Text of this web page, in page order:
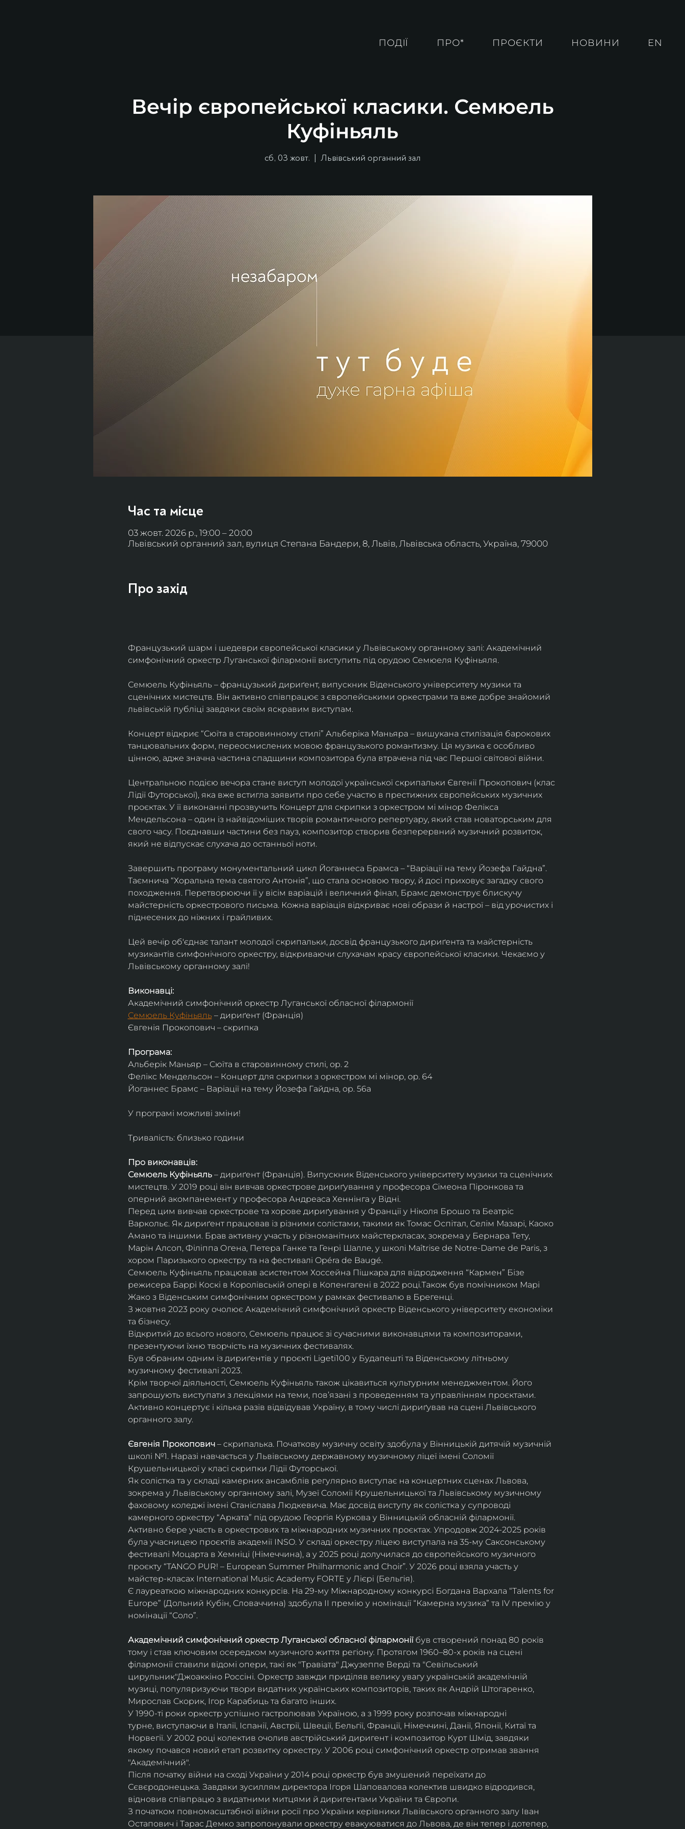
ПОДІЇ ПРО* ПРОЄКТИ НОВИНИ EN
Вечір європейської класики. Семюель
Куфіньяль
сб, 03 жовт.
  |
Львівський органний зал
Час та місце
03 жовт. 2026 р., 19:00 – 20:00
Львівський органний зал, вулиця Степана Бандери, 8, Львів, Львівська область, Україна, 79000
Про захід
Французький шарм і шедеври європейської класики у Львівському органному залі: Академічний
симфонічний оркестр Луганської філармонії виступить під орудою Семюеля Куфіньяля.
Семюель Куфіньяль – французький дириґент, випускник Віденського університету музики та
сценічних мистецтв. Він активно співпрацює з європейськими оркестрами та вже добре знайомий
львівській публіці завдяки своїм яскравим виступам.
Концерт відкриє “Сюїта в старовинному стилі” Альберіка Маньяра – вишукана стилізація барокових
танцювальних форм, переосмислених мовою французького романтизму. Ця музика є особливо
цінною, адже значна частина спадщини композитора була втрачена під час Першої світової війни.
Центральною подією вечора стане виступ молодої української скрипальки Євгенії Прокопович (клас
Лідії Футорської), яка вже встигла заявити про себе участю в престижних європейських музичних
проєктах. У її виконанні прозвучить Концерт для скрипки з оркестром мі мінор Фелікса
Мендельсона – один із найвідоміших творів романтичного репертуару, який став новаторським для
свого часу. Поєднавши частини без пауз, композитор створив безперервний музичний розвиток,
який не відпускає слухача до останньої ноти.
Завершить програму монументальний цикл Йоганнеса Брамса – “Варіації на тему Йозефа Гайдна”.
Таємнича “Хоральна тема святого Антонія”, що стала основою твору, й досі приховує загадку свого
походження. Перетворюючи її у вісім варіацій і величний фінал, Брамс демонструє блискучу
майстерність оркестрового письма. Кожна варіація відкриває нові образи й настрої – від урочистих і
піднесених до ніжних і грайливих.
Цей вечір об'єднає талант молодої скрипальки, досвід французького дириґента та майстерність
музикантів симфонічного оркестру, відкриваючи слухачам красу європейської класики. Чекаємо у
Львівському органному залі!
Виконавці:
Академічний симфонічний оркестр Луганської обласної філармонії
Семюель Куфіньяль – дириґент (Франція)
Євгенія Прокопович – скрипка
Програма:
Альберік Маньяр – Сюїта в старовинному стилі, ор. 2
Фелікс Мендельсон – Концерт для скрипки з оркестром мі мінор, ор. 64
Йоганнес Брамс – Варіації на тему Йозефа Гайдна, ор. 56a
У програмі можливі зміни!
Тривалість: близько години
Про виконавців:
Семюель Куфіньяль – дириґент (Франція). Випускник Віденського університету музики та сценічних
мистецтв. У 2019 році він вивчав оркестрове дириґування у професора Сімеона Піронкова та
оперний акомпанемент у професора Андреаса Хеннінга у Відні.
Перед цим вивчав оркестрове та хорове дириґування у Франції у Ніколя Брошо та Беатріс
Варкольє. Як дириґент працював із різними солістами, такими як Томас Оспітал, Селім Мазарі, Каоко
Амано та іншими. Брав активну участь у різноманітних майстеркласах, зокрема у Бернара Тету,
Марін Алсоп, Філіппа Огена, Петера Ганке та Генрі Шалле, у школі Maîtrise de Notre-Dame de Paris, з
хором Паризького оркестру та на фестивалі Opéra de Baugé.
Семюель Куфіньяль працював асистентом Хоссейна Пішкара для відродження “Кармен” Бізе
режисера Баррі Коскі в Королівській опері в Копенгагені в 2022 році.Також був помічником Марі
Жако з Віденським симфонічним оркестром у рамках фестивалю в Брегенці.
З жовтня 2023 року очолює Академічний симфонічний оркестр Віденського університету економіки
та бізнесу.
Відкритий до всього нового, Семюель працює зі сучасними виконавцями та композиторами,
презентуючи їхню творчість на музичних фестивалях.
Був обраним одним із дириґентів у проєкті Ligeti100 у Будапешті та Віденському літньому
музичному фестивалі 2023.
Крім творчої діяльності, Семюель Куфіньяль також цікавиться культурним менеджментом. Його
запрошують виступати з лекціями на теми, пов’язані з проведенням та управлінням проєктами.
Активно концертує і кілька разів відвідував Україну, в тому числі дириґував на сцені Львівського
органного залу.
Євгенія Прокопович – скрипалька. Початкову музичну освіту здобула у Вінницькій дитячій музичній
школі №1. Наразі навчається у Львівському державному музичному ліцеї імені Соломії
Крушельницької у класі скрипки Лідії Футорської.
Як солістка та у складі камерних ансамблів регулярно виступає на концертних сценах Львова,
зокрема у Львівському органному залі, Музеї Соломії Крушельницької та Львівському музичному
фаховому коледжі імені Станіслава Людкевича. Має досвід виступу як солістка у супроводі
камерного оркестру “Арката” під орудою Георгія Куркова у Вінницькій обласній філармонії.
Активно бере участь в оркестрових та міжнародних музичних проєктах. Упродовж 2024-2025 років
була учасницею проєктів академії INSO. У складі оркестру ліцею виступала на 35-му Саксонському
фестивалі Моцарта в Хемніці (Німеччина), а у 2025 році долучилася до європейського музичного
проєкту “TANGO PUR! – European Summer Philharmonic and Choir”. У 2026 році взяла участь у
майстер-класах International Music Academy FORTE у Лієрі (Бельгія).
Є лауреаткою міжнародних конкурсів. На 29-му Міжнародному конкурсі Богдана Вархала “Talents for
Europe” (Дольний Кубін, Словаччина) здобула ІІ премію у номінації “Камерна музика” та IV премію у
номінації “Соло”.
Академічний симфонічний оркестр Луганської обласної філармонії був створений понад 80 років
тому і став ключовим осередком музичного життя регіону. Протягом 1960–80-х років на сцені
філармонії ставили відомі опери, такі як "Травіата" Джузеппе Верді та "Севільський
цирульник"Джоаккіно Россіні. Оркестр завжди приділяв велику увагу українській академічній
музиці, популяризуючи твори видатних українських композиторів, таких як Андрій Штогаренко,
Мирослав Скорик, Ігор Карабиць та багато інших.
У 1990-ті роки оркестр успішно гастролював Україною, а з 1999 року розпочав міжнародні
турне, виступаючи в Італії, Іспанії, Австрії, Швеції, Бельгії, Франції, Німеччині, Данії, Японії, Китаї та
Норвегії. У 2002 році колектив очолив австрійський диригент і композитор Курт Шмід, завдяки
якому почався новий етап розвитку оркестру. У 2006 році симфонічний оркестр отримав звання
"Академічний".
Після початку війни на сході України у 2014 році оркестр був змушений переїхати до
Сєвєродонецька. Завдяки зусиллям директора Ігоря Шаповалова колектив швидко відродився,
відновив співпрацю з видатними митцями й диригентами України та Європи.
З початком повномасштабної війни росії про України керівники Львівського органного залу Іван
Остапович і Тарас Демко запропонували оркестру евакуюватися до Львова, де він тепер і дотепер,